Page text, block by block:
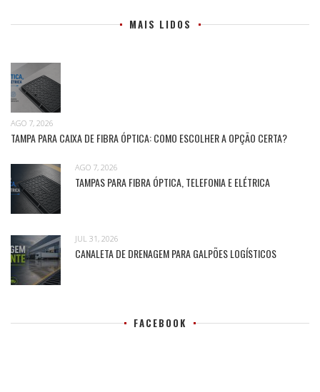
MAIS LIDOS
AGO 7, 2026
TAMPA PARA CAIXA DE FIBRA ÓPTICA: COMO ESCOLHER A OPÇÃO CERTA?
AGO 7, 2026
TAMPAS PARA FIBRA ÓPTICA, TELEFONIA E ELÉTRICA
JUL 31, 2026
CANALETA DE DRENAGEM PARA GALPÕES LOGÍSTICOS
FACEBOOK